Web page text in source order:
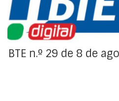
BTE n.º 29 de 8 de